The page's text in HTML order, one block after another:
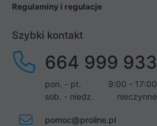
Regulaminy i regulacje
Szybki kontakt
664 999 933
pon. - pt.
9:00 - 17:00
sob. - niedz.
nieczynne
pomoc@proline.pl